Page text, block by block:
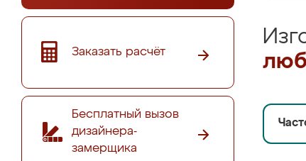
Заказать расчёт
Бесплатный вызов
дизайнера-
замерщика